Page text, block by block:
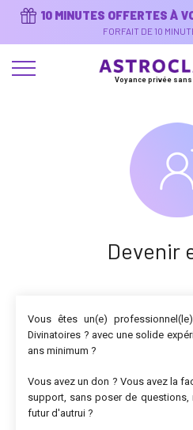
10 MINUTES OFFERTES À
FORFAIT DE 10
Voyance privée
Devenir
Vous êtes un(e)
Divinatoires ? avec une solide
ans minimum ?
Vous avez un don ? Vous avez la
support, sans poser de questions,
futur d'autrui ?